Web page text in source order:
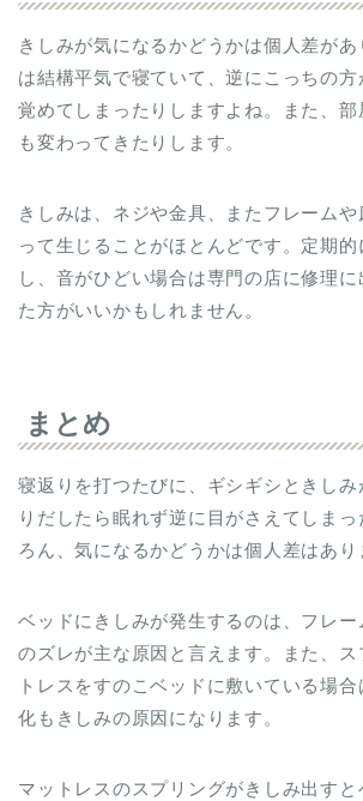
きしみが気になるかどうかは個人差が
は結構平気で寝ていて、逆にこっちの
覚めてしまったりしますよね。また、部
も変わってきたりします。
きしみは、ネジや金具、またフレームや
って生じることがほとんどです。定期
し、音がひどい場合は専門の店に修理
た方がいいかもしれません。
まとめ
寝返りを打つたびに、ギシギシときしみ
りだしたら眠れず逆に目がさえてしま
ろん、気になるかどうかは個人差はあり
ベッドにきしみが発生するのは、フレー
のズレが主な原因と言えます。また、ス
トレスをすのこベッドに敷いている場
化もきしみの原因になります。
マットレスのスプリングがきしみ出すと